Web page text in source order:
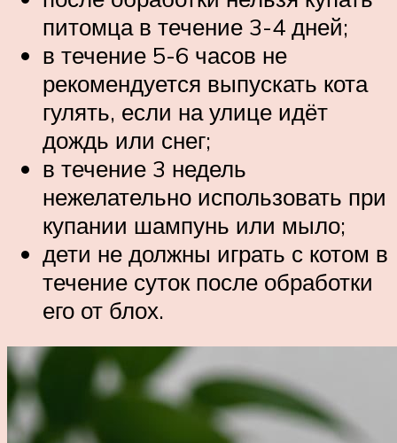
питомца в течение 3-4 дней;
в течение 5-6 часов не
рекомендуется выпускать кота
гулять, если на улице идёт
дождь или снег;
в течение 3 недель
нежелательно использовать при
купании шампунь или мыло;
дети не должны играть с котом в
течение суток после обработки
его от блох.